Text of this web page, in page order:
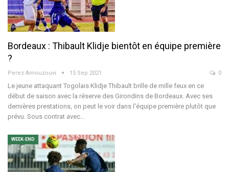
Bordeaux : Thibault Klidje bientôt en équipe première
?
Perez Amouzouvi 15 Sep 2021 0
Le jeune attaquant Togolais Klidje Thibault brille de mille feux en ce
début de saison avec la réserve des Girondins de Bordeaux. Avec ses
dernières prestations, on peut le voir dans l'équipe première plutôt que
prévu. Sous contrat avec…
WEEK-END